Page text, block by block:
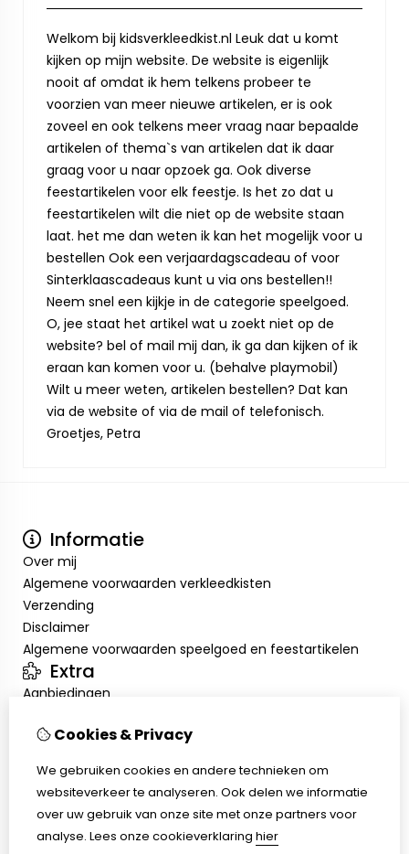
Welkom bij kidsverkleedkist.nl Leuk dat u komt
kijken op mijn website. De website is eigenlijk
nooit af omdat ik hem telkens probeer te
voorzien van meer nieuwe artikelen, er is ook
zoveel en ook telkens meer vraag naar bepaalde
artikelen of thema`s van artikelen dat ik daar
graag voor u naar opzoek ga. Ook diverse
feestartikelen voor elk feestje. Is het zo dat u
feestartikelen wilt die niet op de website staan
laat. het me dan weten ik kan het mogelijk voor u
bestellen Ook een verjaardagscadeau of voor
Sinterklaascadeaus kunt u via ons bestellen!!
Neem snel een kijkje in de categorie speelgoed.
O, jee staat het artikel wat u zoekt niet op de
website? bel of mail mij dan, ik ga dan kijken of ik
eraan kan komen voor u. (behalve playmobil)
Wilt u meer weten, artikelen bestellen? Dat kan
via de website of via de mail of telefonisch.
Groetjes, Petra
Informatie
Over mij
Algemene voorwaarden verkleedkisten
Verzending
Disclaimer
Algemene voorwaarden speelgoed en feestartikelen
Extra
Aanbiedingen
Inloggen
Verlanglijst
Klantenservice
Retourneren
Cookies & Privacy
We gebruiken cookies en andere technieken om
websiteverkeer te analyseren. Ook delen we informatie
over uw gebruik van onze site met onze partners voor
analyse. Lees onze cookieverklaring hier